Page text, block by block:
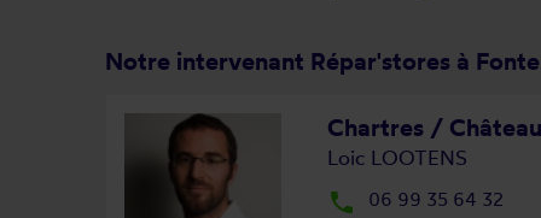
Notre intervenant Répar'stores à
Chartres /
Loic LOOTENS
local_phone 06 99 35 64 32